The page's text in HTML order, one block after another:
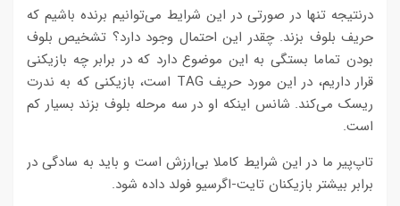
درنتیجه تنها در صورتی در این شرایط می‌توانیم برنده باشیم که
حریف بلوف بزند. چقدر این احتمال وجود دارد؟ تشخیص بلوف
بودن تماما بستگی به این موضوع دارد که در برابر چه بازیکنی
قرار داریم، در این مورد حریف TAG است، بازیکنی که به ندرت
ریسک می‌کند. شانس اینکه او در سه مرحله بلوف بزند بسیار کم
است.
تاپ‌پیر ما در این شرایط کاملا بی‌ارزش است و باید به سادگی در
برابر بیشتر بازیکنان تایت-اگرسیو فولد داده شود.